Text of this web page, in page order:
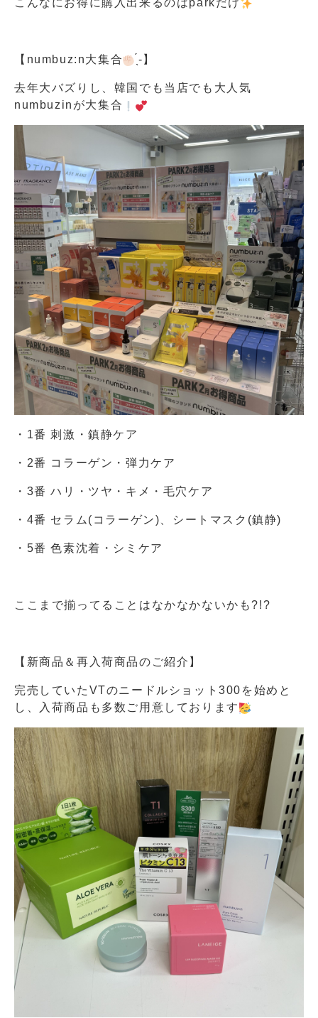
こんなにお得に購入出来るのはparkだけ
【numbuz:n大集合 ‪ ̖́-‬】
去年大バズりし、韓国でも当店でも大人気
numbuzinが大集合
・1番 刺激・鎮静ケア
・2番 コラーゲン・弾力ケア
・3番 ハリ・ツヤ・キメ・毛穴ケア
・4番 セラム(コラーゲン)、シートマスク(鎮静)
・5番 色素沈着・シミケア
ここまで揃ってることはなかなかないかも?!?
【新商品＆再入荷商品のご紹介】
完売していたVTのニードルショット300を始めと
し、入荷商品も多数ご用意しております